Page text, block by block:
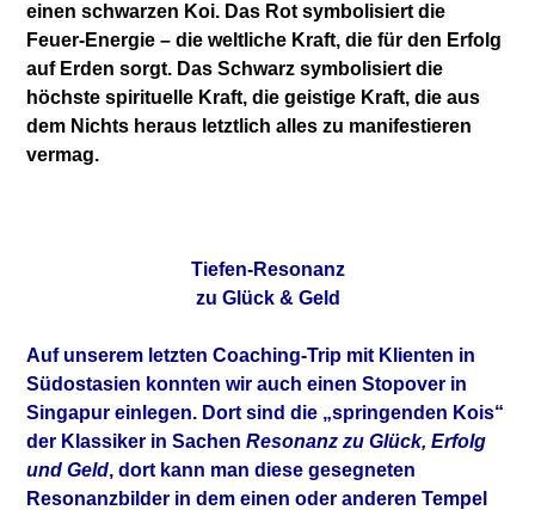
einen schwarzen Koi. Das Rot symbolisiert die
Feuer-Energie – die weltliche Kraft, die für den Erfolg
auf Erden sorgt. Das Schwarz symbolisiert die
höchste spirituelle Kraft, die geistige Kraft, die aus
dem Nichts heraus letztlich alles zu manifestieren
vermag.
Tiefen-Resonanz
zu Glück & Geld
Auf unserem letzten Coaching-Trip mit Klienten in
Südostasien konnten wir auch einen Stopover in
Singapur einlegen. Dort sind die „springenden Kois“
der Klassiker in SachenResonanz zu Glück, Erfolg
und Geld, dort kann man diese gesegneten
Resonanzbilder in dem einen oder anderen Tempel